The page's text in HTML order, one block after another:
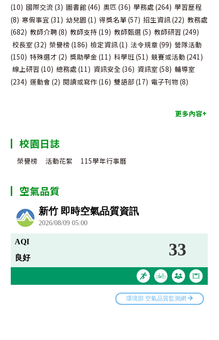
(10) 國際交流 (3) 圖書館 (46) 奧匹 (36) 學務處 (264) 學習歷程
(8) 寒假事宜 (31) 幼兒園 (1) 得獎名單 (57) 招生資訊(22) 教務處
(682) 教師介聘(8) 教師支持 (19) 教師甄選 (5) 教師研習 (249)
校長室 (32) 榮譽榜 (186) 檢定資訊(1) 法令規章 (99) 營隊活動
(150) 特殊選才 (2) 獎助學金 (11) 科學班(51) 競賽或活動 (241)
線上研習 (10) 總務處 (11) 資訊安全 (36) 資訊室 (58) 輔導室
(234) 運動會 (2) 閱讀或寫作 (16) 雙語部 (17) 電子刊物 (8)
更多內容+
校園日誌
榮譽榜 活動花絮 115學年行事曆
空氣品質